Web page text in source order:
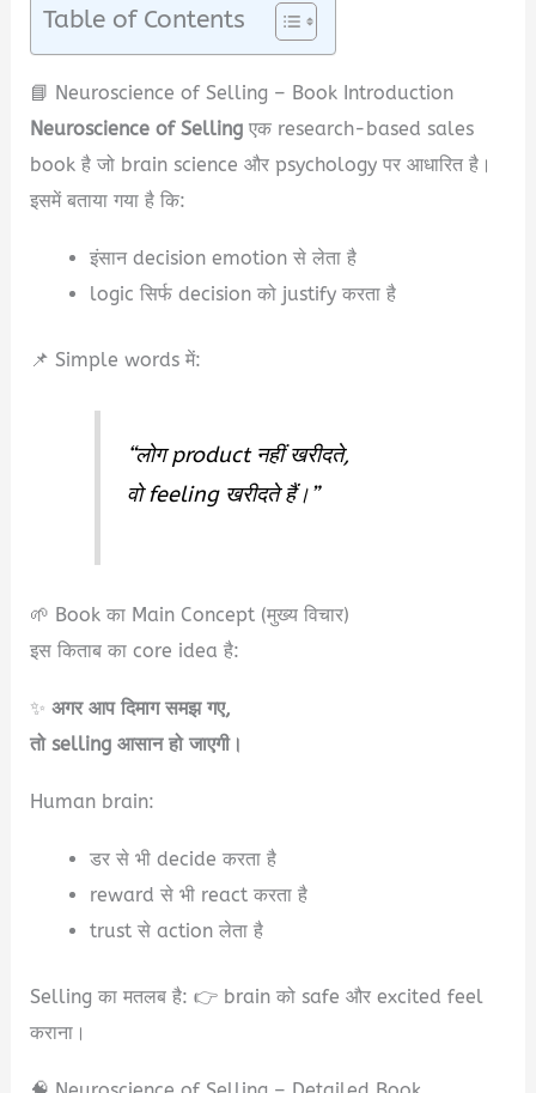
Table of Contents
📘 Neuroscience of Selling – Book Introduction
Neuroscience of Selling एक research-based sales
book है जो brain science और psychology पर आधारित है।
इसमें बताया गया है कि:
इंसान decision emotion से लेता है
logic सिर्फ decision को justify करता है
📌 Simple words में:
“लोग product नहीं खरीदते,
वो feeling खरीदते हैं।”
🌱 Book का Main Concept (मुख्य विचार)
इस किताब का core idea है:
✨अगर आप दिमाग समझ गए,
तो selling आसान हो जाएगी।
Human brain:
डर से भी decide करता है
reward से भी react करता है
trust से action लेता है
Selling का मतलब है: 👉 brain को safe और excited feel
कराना।